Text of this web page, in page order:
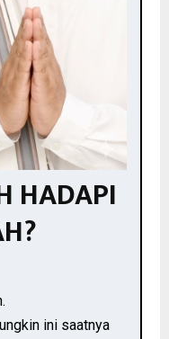
HADAPI
ini saatnya